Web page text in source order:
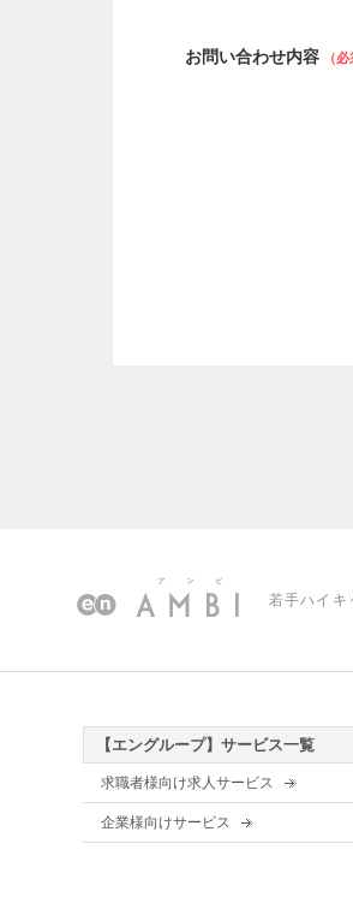
お問い合わせ内容
若手ハイキ
【エングループ】サービス一覧
求職者様向け求人サービス
企業様向けサービス